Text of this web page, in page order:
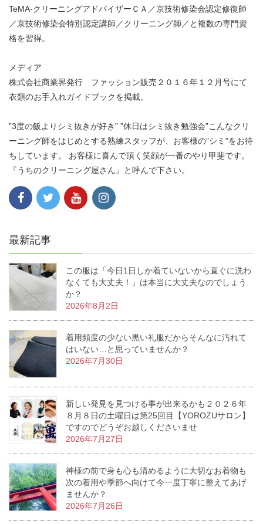
TeMA-クリーニングアドバイザーＣＡ／京技術修染会認定修復師
／京技術修染会特別認定講師／クリーニング師／と複数の専門資
格を習得。
メディア
株式会社商業界発行 ファッション販売２０１６年１２月号にて
衣類のお手入れガイドブックを掲載。
”3度の飯よりシミ抜きが好き” ”休日はシミ抜き勉強会”こんなクリ
ーニング師をはじめとする熟練スタッフが、お客様の”シミ”をお待
ちしています。 お客様に喜んで頂く笑顔が一番のやり甲斐です。
『うちのクリーニング屋さん』と呼んで下さい。
最新記事
この服は「今日1日しか着ていないから直ぐに洗わ
なくても大丈夫！」は本当に大丈夫なのでしょう
か？
2026年8月2日
着用頻度の少ない黒い礼服だからそんなに汚れて
はいない…と思っていませんか？
2026年7月30日
新しい発見を見つける事が出来るかも２０２６年
８月８日の土曜日は第25回目【YOROZUサロン】
ですのでどうぞお越しくださいませ
2026年7月27日
神様の前で身も心も清めるように大切なお着物も
次の着用や季節へ向けて今一度丁寧に整えてあげ
ませんか？
2026年7月26日